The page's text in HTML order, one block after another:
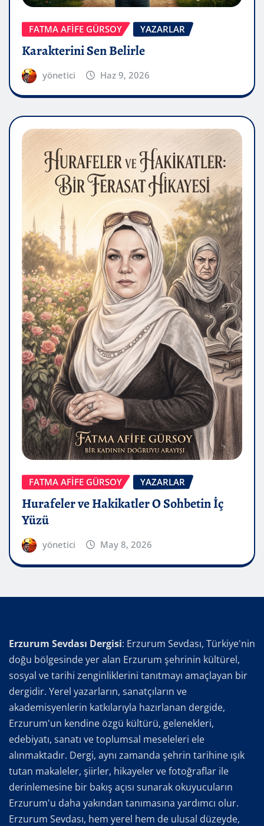
FATMA AFİFE GÜRSOY YAZARLAR
Karakterini Sen Belirle
yönetici Haz 9, 2026
FATMA AFİFE GÜRSOY YAZARLAR
Hurafeler ve Hakikatler O Sohbetin İç
Yüzü
yönetici May 8, 2026
Erzurum Sevdası Dergisi: Erzurum Sevdası, Türkiye'nin
doğu bölgesinde yer alan Erzurum şehrinin kültürel,
sosyal ve tarihi zenginliklerini tanıtmayı amaçlayan bir
dergidir. Yerel yazarların, sanatçıların ve
akademisyenlerin katkılarıyla hazırlanan dergide,
Erzurum'un kendine özgü kültürü, gelenekleri,
edebiyatı, sanatı ve toplumsal meseleleri ele
alınmaktadır. Dergi, aynı zamanda şehrin tarihine ışık
tutan makaleler, şiirler, hikayeler ve fotoğraflar ile
derinlemesine bir bakış açısı sunarak okuyucuların
Erzurum'u daha yakından tanımasına yardımcı olur.
Erzurum Sevdası, hem yerel hem de ulusal düzeyde,